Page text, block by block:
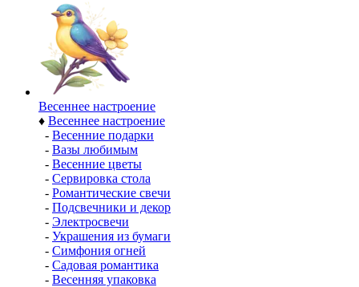
Весеннее настроение
♦ Весеннее настроение
- Весенние подарки
- Вазы любимым
- Весенние цветы
- Сервировка стола
- Романтические свечи
- Подсвечники и декор
- Электросвечи
- Украшения из бумаги
- Симфония огней
- Садовая романтика
- Весенняя упаковка